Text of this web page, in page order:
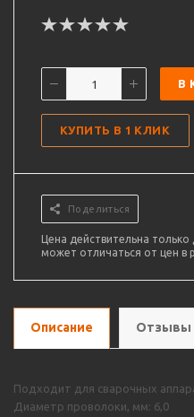
В
КУПИТЬ В 1 КЛИК
Поделиться
Цена действительна
может отличаться от цен в
Описание Отзывы
Подходит для сварочных
Диаметр проволоки, мм: 6,0